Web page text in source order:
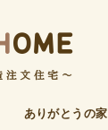
ありがとうの家